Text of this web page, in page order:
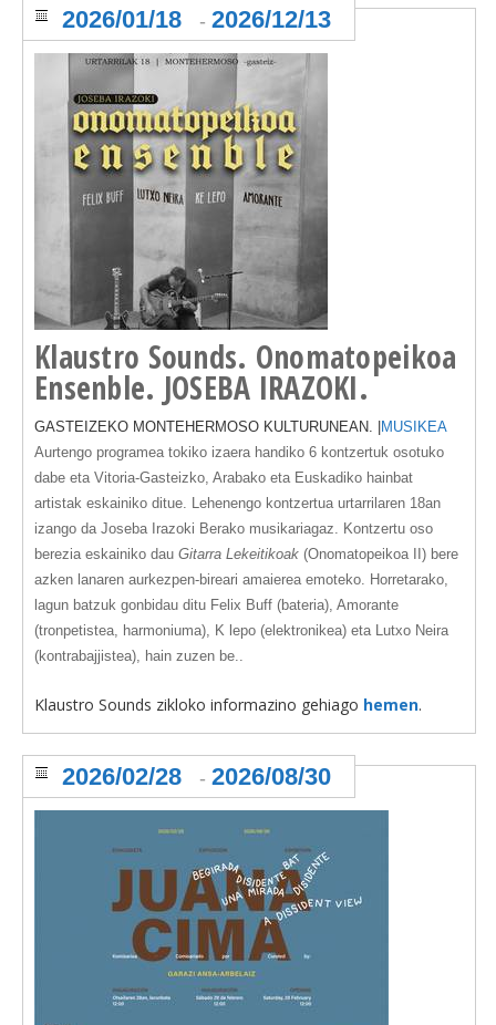
Klaustro Sounds. Onomatopeikoa
Ensenble. JOSEBA IRAZOKI.
2026/01/18 - 2026/12/13
GASTEIZEKO MONTEHERMOSO KULTURUNEAN. | MUSIKEA
Aurtengo programea tokiko izaera handiko 6 kontzertuk osotuko
dabe eta Vitoria-Gasteizko, Arabako eta Euskadiko hainbat
artistak eskainiko ditue. Lehenengo kontzertua urtarrilaren 18an
izango da Joseba Irazoki Berako musikariagaz. Kontzertu oso
berezia eskainiko dau Gitarra Lekeitikoak (Onomatopeikoa II) bere
azken lanaren aurkezpen-bireari amaierea emoteko. Horretarako,
lagun batzuk gonbidau ditu Felix Buff (bateria), Amorante
(tronpetistea, harmoniuma), K lepo (elektronikea) eta Lutxo Neira
(kontrabajjistea), hain zuzen be..
Klaustro Sounds zikloko informazino gehiago hemen.
2026/02/28 - 2026/08/30